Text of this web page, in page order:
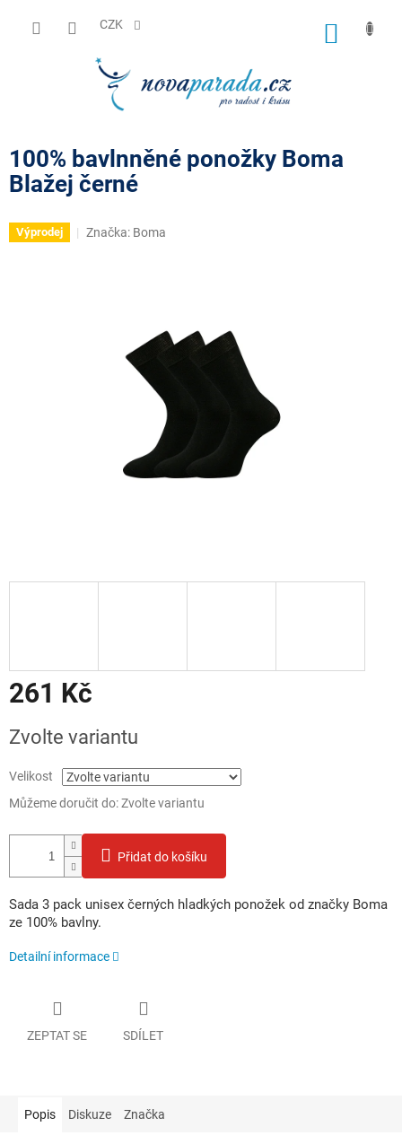
CZK
100% bavlnněné ponožky Boma
Blažej černé
Výprodej Značka: Boma
261 Kč
cena:
Zvolte variantu
Velikost
Můžeme doručit do:Zvolte variantu
Přidat do košíku
Sada 3 pack unisex černých hladkých ponožek od značky Boma
ze 100% bavlny.
Detailní informace
ZEPTAT SE SDÍLET
Popis Diskuze Značka